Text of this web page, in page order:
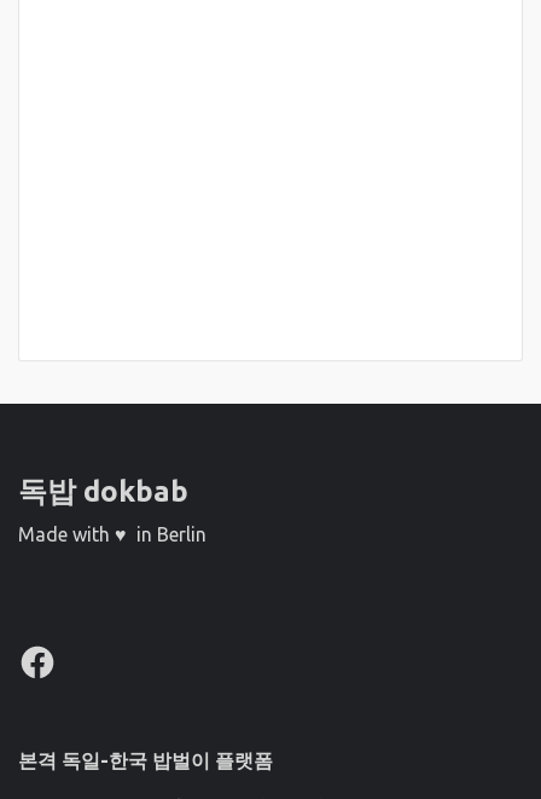
독밥 dokbab
Made with ♥ in Berlin
Facebook
본격 독일-한국 밥벌이 플랫폼